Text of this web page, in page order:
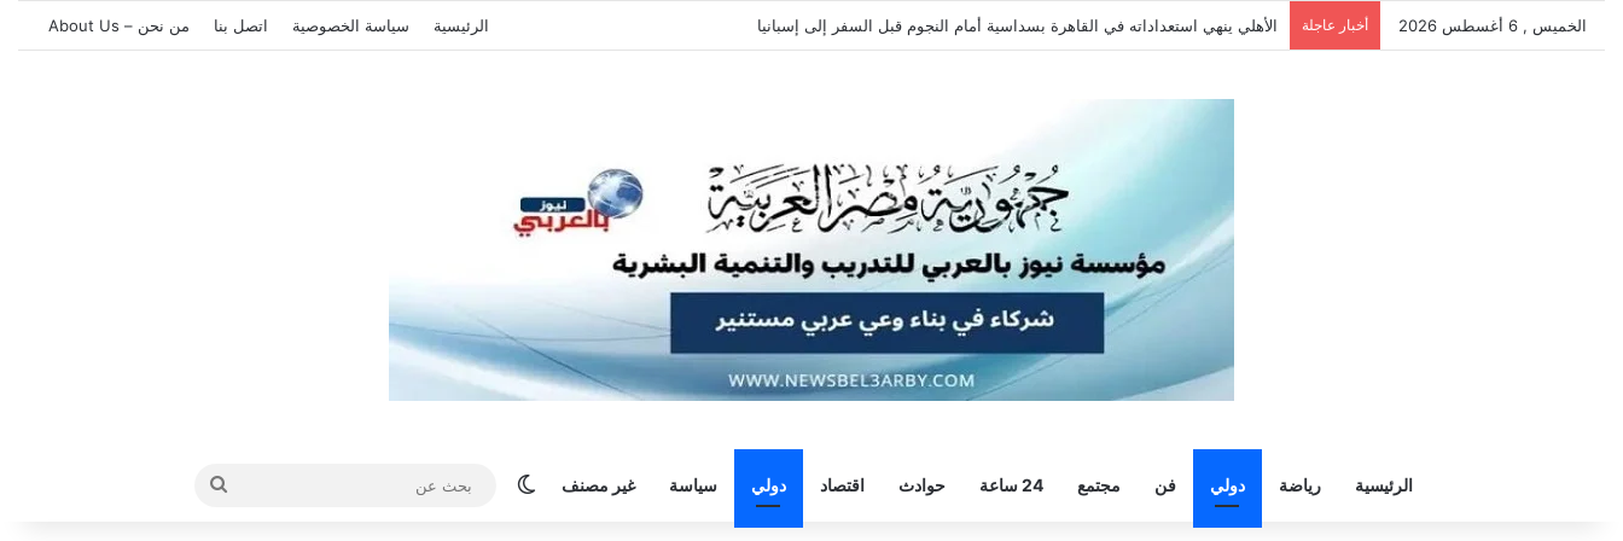
الخميس , 6 أغسطس 2026 أخبار عاجلة الأهلي يهزم بترول أسيوط بثنائية وديًا استعدادًا للموسم الجديد الرئيسية سياسة الخصوصية اتصل بنا من نحن – About Us
الرئيسية رياضة دولي فن مجتمع 24 ساعة حوادث اقتصاد دولي سياسة غير مصنف الوضع المظلم
بحث